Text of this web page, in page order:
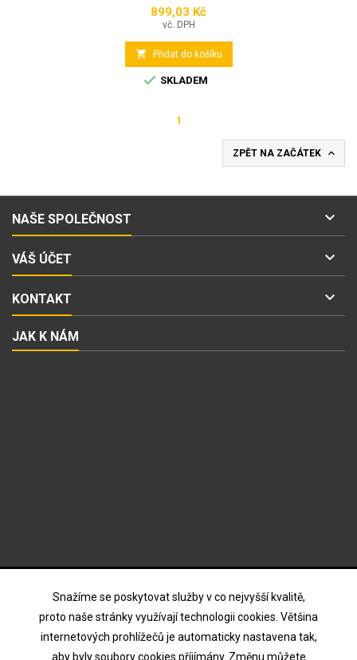
Snažíme se poskytovat služby v co nejvyšší kvalitě,
proto naše stránky využívají technologii cookies. Většina
internetových prohlížečů je automaticky nastavena tak,
aby byly soubory cookies příjímány. Změnu můžete
Cena
899,03 Kč
vč. DPH
 Přidat do košíku
 SKLADEM
1
ZPĚT NA ZAČÁTEK 
NAŠE SPOLEČNOST 
VÁŠ ÚČET 
KONTAKT 
JAK K NÁM
Souhlasím s podmínkami a zásadami ochrany osobních